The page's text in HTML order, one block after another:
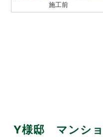
施工前
Y様邸 マンショ